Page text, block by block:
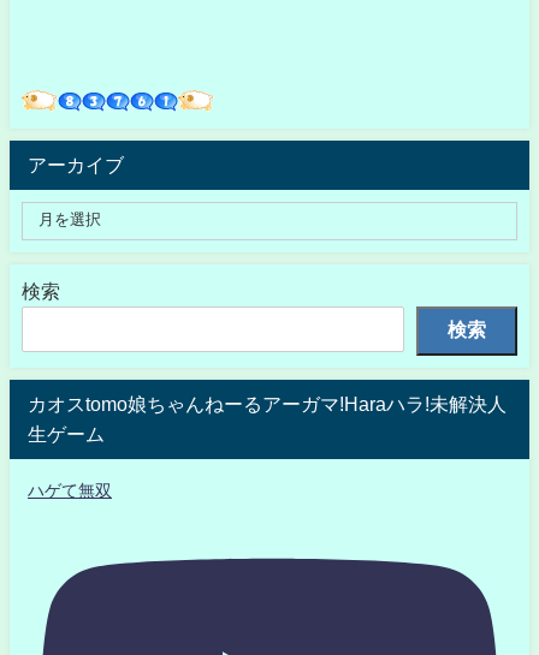
アーカイブ
検索
検索
カオスtomo娘ちゃんねーるアーガマ!Haraハラ!未解決人
生ゲーム
ハゲて無双